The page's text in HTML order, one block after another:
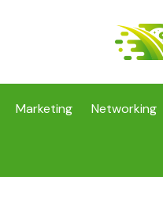
Marketing Networking